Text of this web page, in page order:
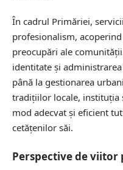
În cadrul Primăriei,
profesionalism,
preocupări ale
identitate și
până la gestionarea
tradițiilor locale, instituția
mod adecvat și eficient
cetățenilor săi.
Perspective de viitor